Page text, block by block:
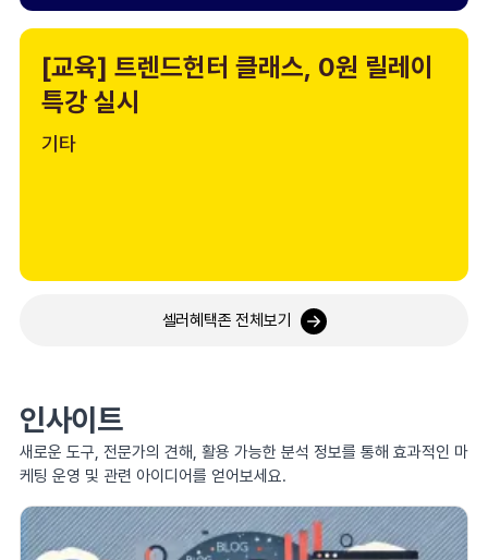
[교육] 트렌드헌터 클래스, 0원 릴레이
특강 실시
기타
셀러혜택존 전체보기
인사이트
새로운 도구, 전문가의 견해, 활용 가능한 분석 정보를 통해 효과적인 마
케팅 운영 및 관련 아이디어를 얻어보세요.